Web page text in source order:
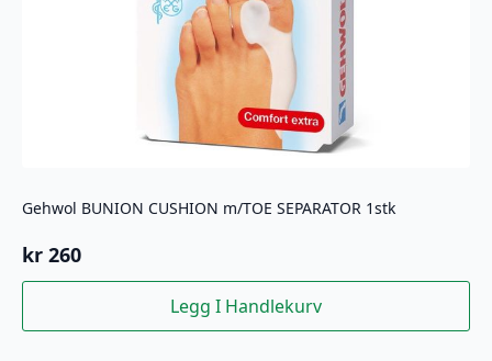
Gehwol BUNION CUSHION m/TOE SEPARATOR 1stk
kr 260
Legg I Handlekurv